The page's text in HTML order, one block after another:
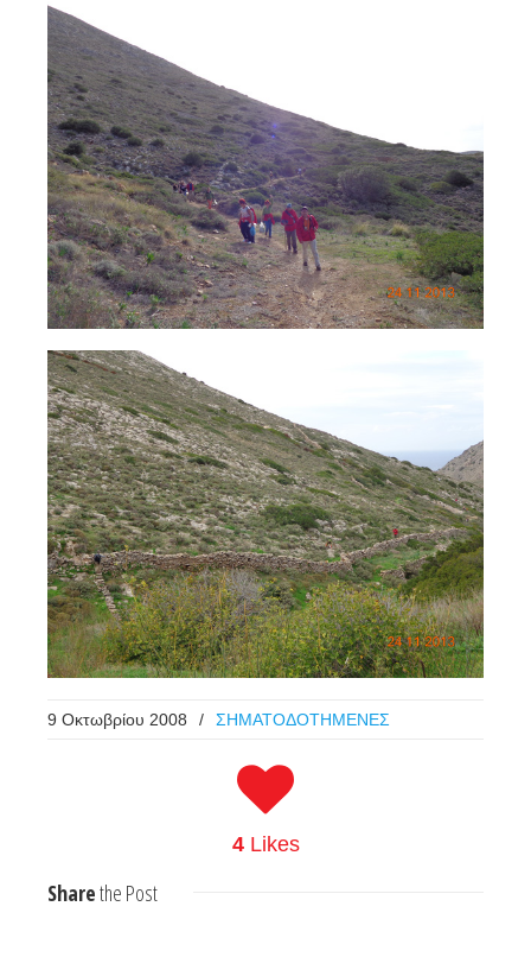
9 Οκτωβρίου 2008 / ΣΗΜΑΤΟΔΟΤΗΜΕΝΕΣ
4Likes
Sharethe Post